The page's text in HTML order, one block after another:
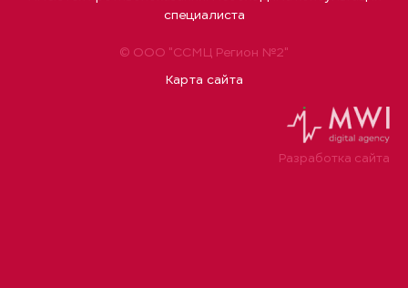
© ООО "ССМЦ Регион №2"
Карта сайта
специалиста
Разработка сайта